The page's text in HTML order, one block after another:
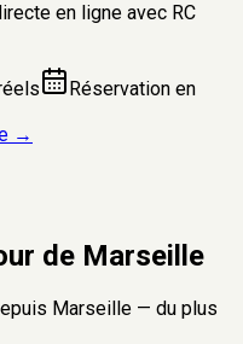
en ligne avec RC
Réservation en
→
de Marseille
Marseille — du plus